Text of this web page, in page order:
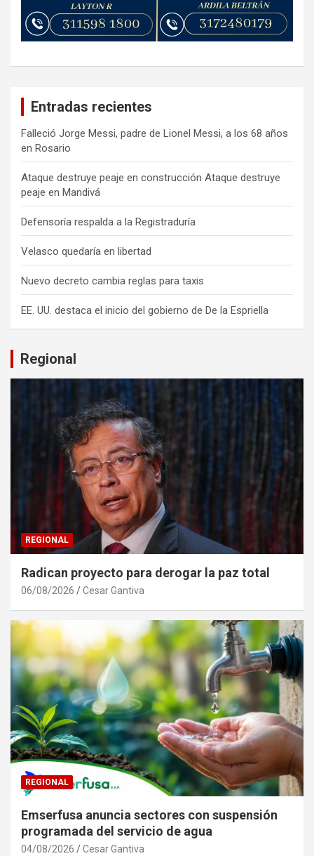
Entradas recientes
Falleció Jorge Messi, padre de Lionel Messi, a los 68 años
en Rosario
Ataque destruye peaje en construcción Ataque destruye
peaje en Mandivá
Defensoría respalda a la Registraduría
Velasco quedaría en libertad
Nuevo decreto cambia reglas para taxis
EE. UU. destaca el inicio del gobierno de De la Espriella
Regional
REGIONAL
Radican proyecto para derogar la paz total
06/08/2026 Cesar Gantiva
REGIONAL
Emserfusa anuncia sectores con suspensión
programada del servicio de agua
04/08/2026 Cesar Gantiva